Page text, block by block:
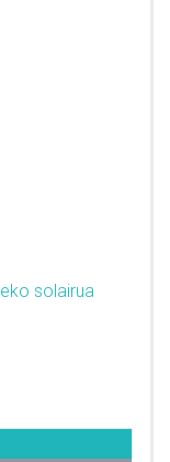
solairua